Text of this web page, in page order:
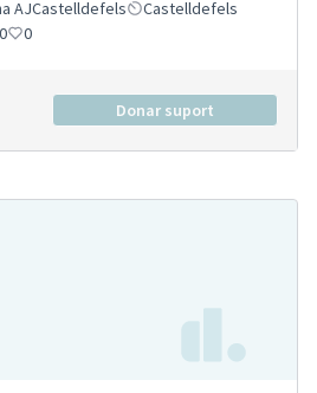
AJCastelldefels
Castelldefels
0 0
Donar suport